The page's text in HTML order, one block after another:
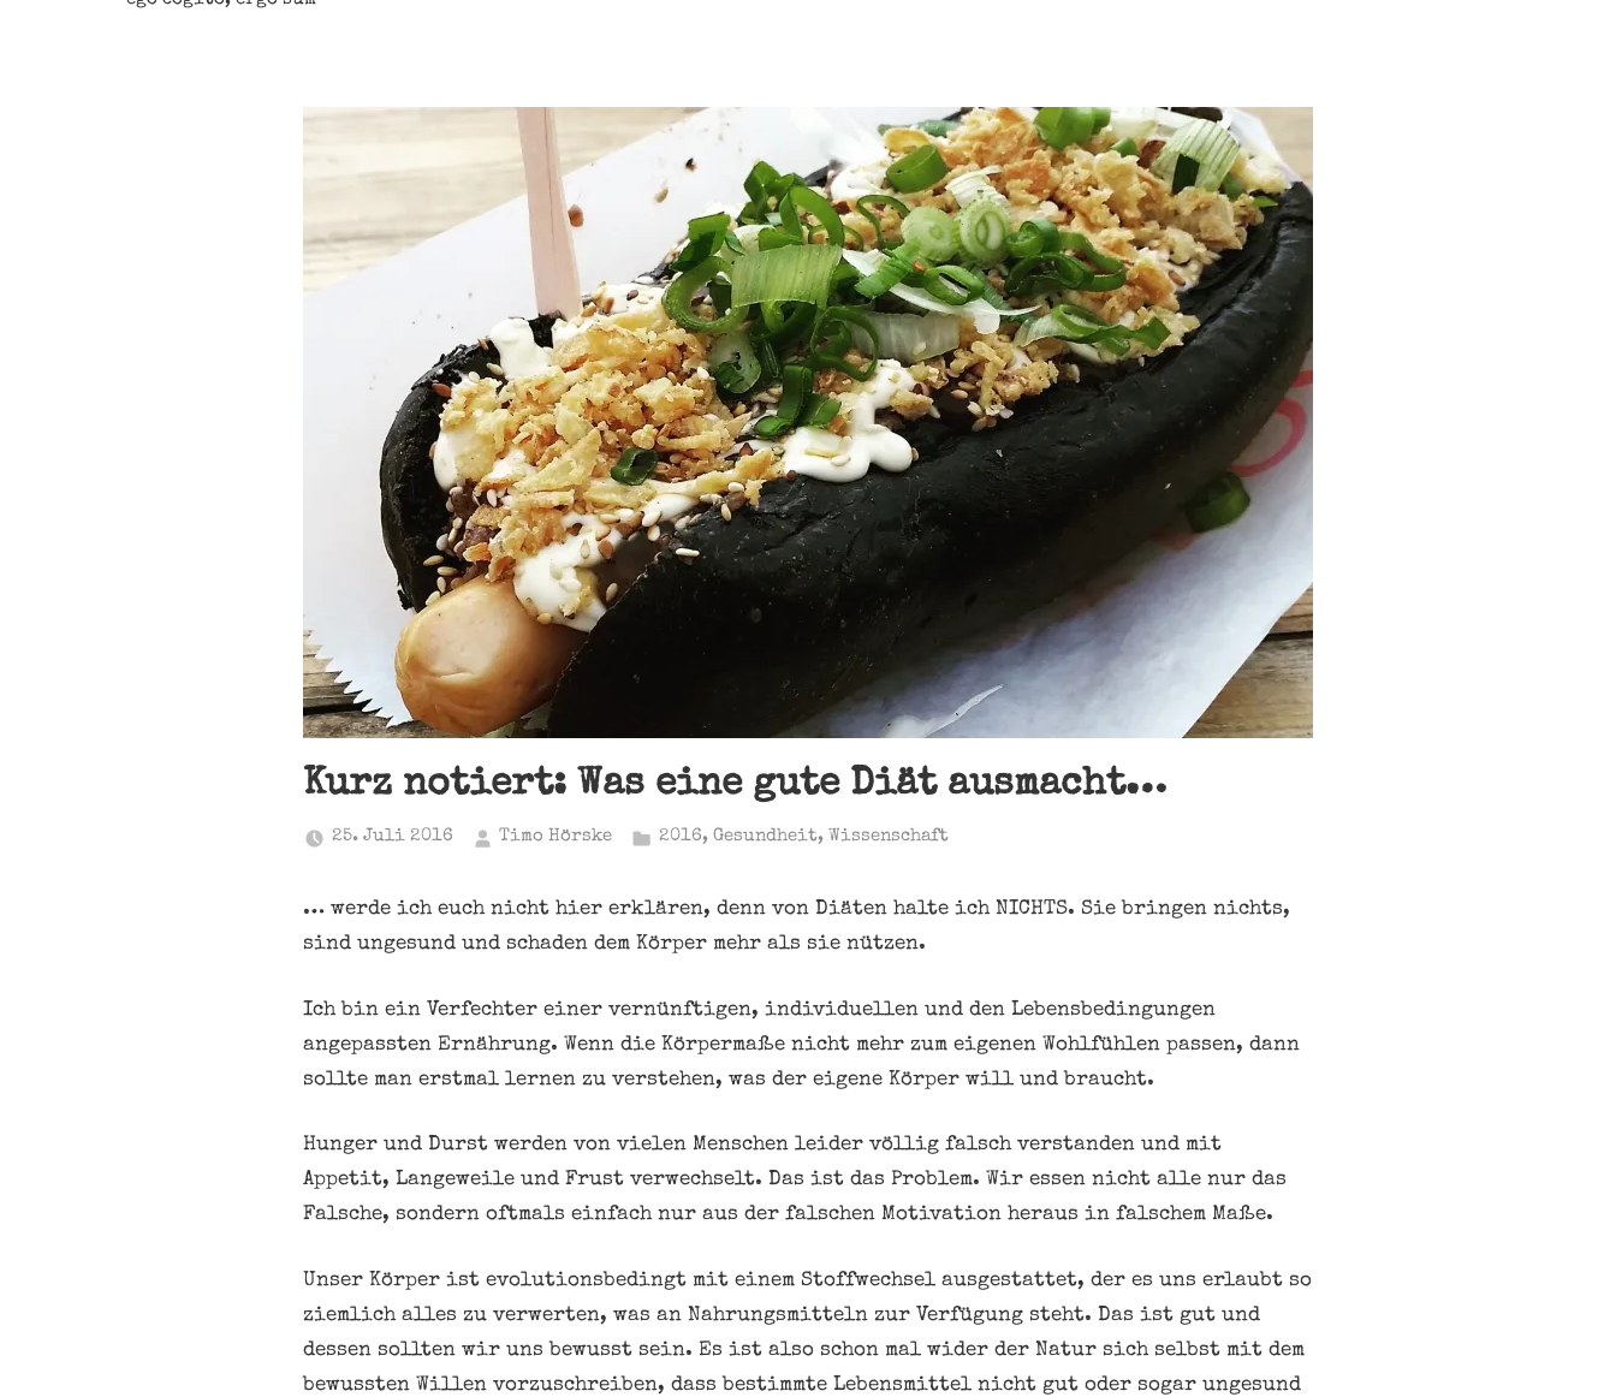
Kurz notiert: Was eine gute Diät ausmacht…
25. Juli 2016 Timo Hörske 2016, Gesundheit, Wissenschaft
… werde ich euch nicht hier erklären, denn von Diäten halte ich NICHTS. Sie bringen nichts,
sind ungesund und schaden dem Körper mehr als sie nützen.
Ich bin ein Verfechter einer vernünftigen, individuellen und den Lebensbedingungen
angepassten Ernährung. Wenn die Körpermaße nicht mehr zum eigenen Wohlfühlen passen, dann
sollte man erstmal lernen zu verstehen, was der eigene Körper will und braucht.
Hunger und Durst werden von vielen Menschen leider völlig falsch verstanden und mit
Appetit, Langeweile und Frust verwechselt. Das ist das Problem. Wir essen nicht alle nur das
Falsche, sondern oftmals einfach nur aus der falschen Motivation heraus in falschem Maße.
Unser Körper ist evolutionsbedingt mit einem Stoffwechsel ausgestattet, der es uns erlaubt so
ziemlich alles zu verwerten, was an Nahrungsmitteln zur Verfügung steht. Das ist gut und
dessen sollten wir uns bewusst sein. Es ist also schon mal wider der Natur sich selbst mit dem
bewussten Willen vorzuschreiben, dass bestimmte Lebensmittel nicht gut oder sogar ungesund